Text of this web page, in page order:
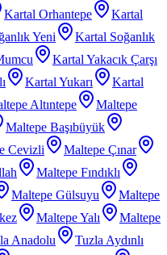
Kartal Orhantepe
Kartal
Yeni
Kartal Soğanlık
Kartal Yakacık Çarşı
Kartal Yukarı
Kartal
Altıntepe
Maltepe
Maltepe Başıbüyük
Cevizli
Maltepe Çınar
Maltepe Fındıklı
Maltepe Gülsuyu
Maltepe
Maltepe Yalı
Maltepe
Anadolu
Tuzla Aydınlı